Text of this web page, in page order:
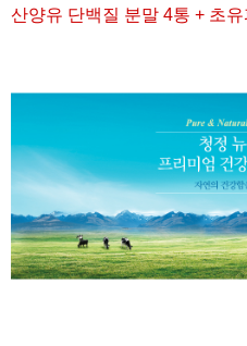
산양유 단백질 분말 4통 + 초